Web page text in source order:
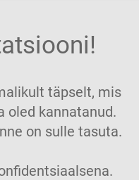
täpselt, mis
oled kannatanud.
on sulle tasuta.